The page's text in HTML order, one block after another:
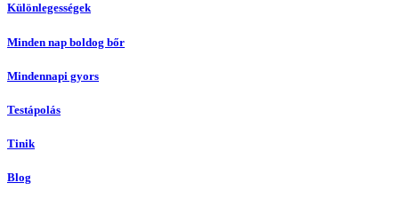
Különlegességek
Minden nap boldog bőr
Mindennapi gyors
Testápolás
Tinik
Blog